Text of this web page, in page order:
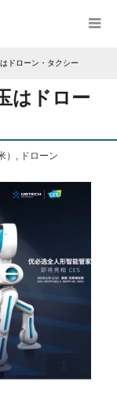
ドローン・タクシー
はドロー
, ドローン